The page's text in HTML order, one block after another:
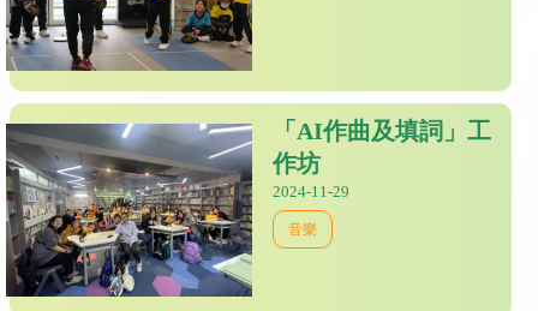
「AI作曲及填詞」工
作坊
2024-11-29
音樂